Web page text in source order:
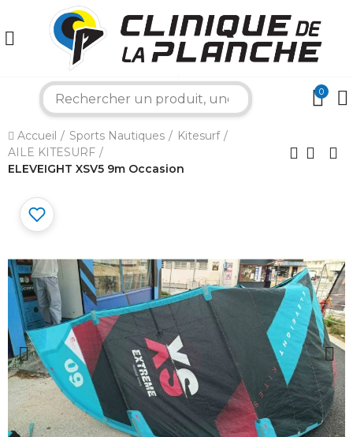
0
Accueil Sports Nautiques
Kitesurf
AILE KITESURF
ELEVEIGHT XSV5 9m Occasion
×
Bonjour ! Je suis votre expert nautique.
Comment puis-je vous aider aujourd'hui ?